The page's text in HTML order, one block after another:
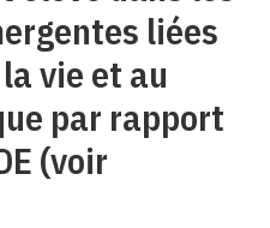
liées
vie et au
par rapport
(voir